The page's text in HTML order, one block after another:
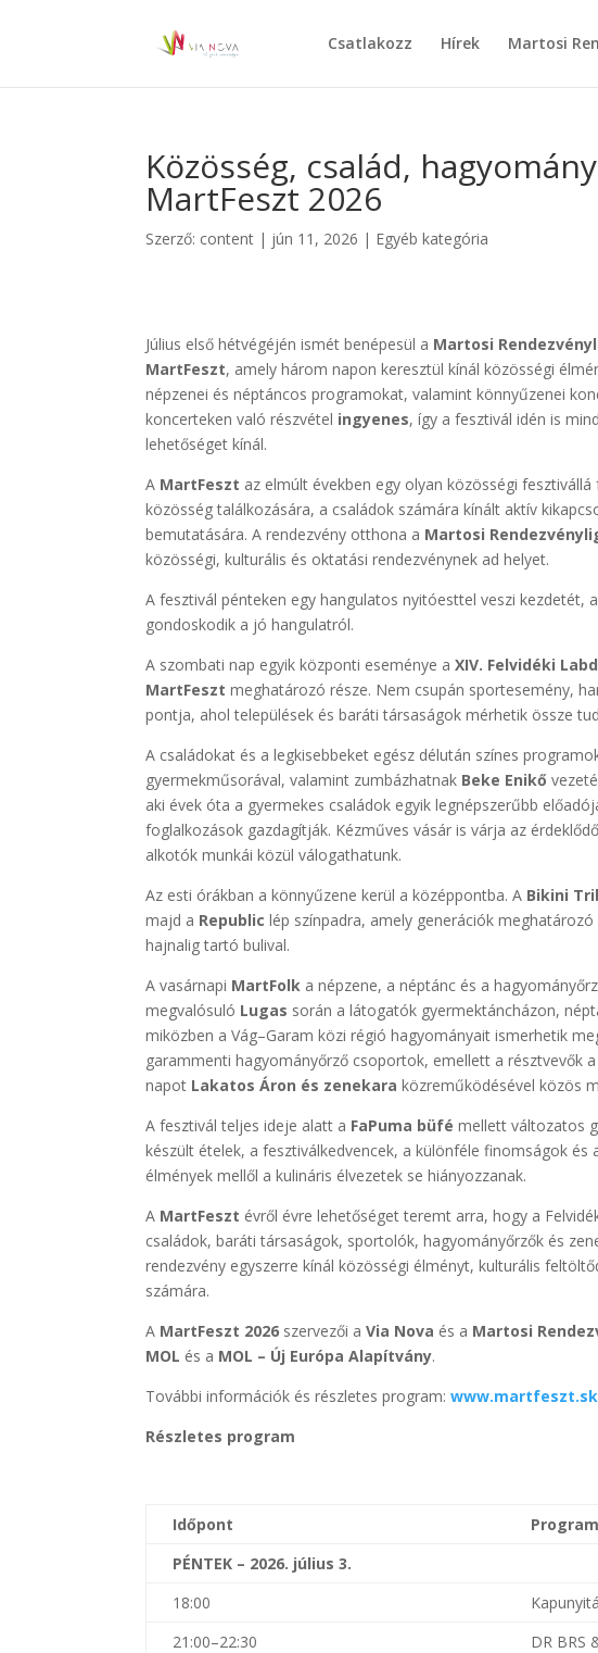
Csatlakozz Hírek Martosi
Közösség, család,
MartFeszt 2026
Szerző: content | jún 11, 2026 | Egyéb kategória
Július első hétvégéjén ismét benépesül a Martosi
MartFeszt, amely három napon keresztül kínál közösségi
népzenei és néptáncos programokat, valamint könnyűzenei
koncerteken való részvétel ingyenes, így a fesztivál idén is
lehetőséget kínál.
A MartFeszt az elmúlt években egy olyan közösségi
közösség találkozására, a családok számára kínált aktív
bemutatására. A rendezvény otthona a Martosi
közösségi, kulturális és oktatási rendezvénynek ad helyet.
A fesztivál pénteken egy hangulatos nyitóesttel veszi kezdetét,
gondoskodik a jó hangulatról.
A szombati nap egyik központi eseménye aXIV. Felvidéki
MartFeszt meghatározó része. Nem csupán sportesemény,
pontja, ahol települések és baráti társaságok mérhetik össze
A családokat és a legkisebbeket egész délután színes
gyermekműsorával, valamint zumbázhatnak Beke Enikő
aki évek óta a gyermekes családok egyik legnépszerűbb
foglalkozások gazdagítják. Kézműves vásár is várja az
alkotók munkái közül válogathatunk.
Az esti órákban a könnyűzene kerül a középpontba. A Bikini
majd a Republic lép színpadra, amely generációk
hajnalig tartó bulival.
A vasárnapi MartFolk a népzene, a néptánc és a
megvalósuló Lugas során a látogatók gyermektáncházon,
miközben a Vág–Garam közi régió hagyományait ismerhetik
garammenti hagyományőrző csoportok, emellett a résztvevők
napot Lakatos Áron és zenekara közreműködésével közös
A fesztivál teljes ideje alatt a FaPuma büfé mellett változatos
készült ételek, a fesztiválkedvencek, a különféle finomságok
élmények mellől a kulináris élvezetek se hiányozzanak.
A MartFeszt évről évre lehetőséget teremt arra, hogy a
családok, baráti társaságok, sportolók, hagyományőrzők és
rendezvény egyszerre kínál közösségi élményt, kulturális
számára.
A MartFeszt 2026 szervezői aVia Nova és a Martosi
MOL és a MOL – Új Európa Alapítvány.
További információk és részletes program: www.martfeszt.sk
Részletes program
Időpont
Program
PÉNTEK – 2026. július 3.
18:00
21:00–22:30
DR BRS